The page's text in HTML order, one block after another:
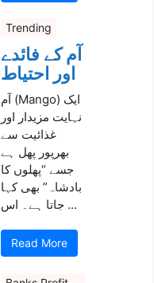
Trending
آم کے فائدے
اور احتیاط
آم (Mango) ایک
نہایت مزیدار اور
غذائیت سے
بھرپور پھل ہے
جسے “پھلوں کا
بادشاہ” بھی کہا
جاتا ہے۔ اس ...
Read More